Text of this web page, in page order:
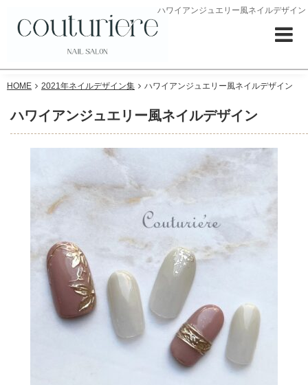
ハワイアンジュエリー風ネイルデザイン
HOME 2021年ネイルデザイン集 ハワイアンジュエリー風ネイルデザイン
ハワイアンジュエリー風ネイルデザイン